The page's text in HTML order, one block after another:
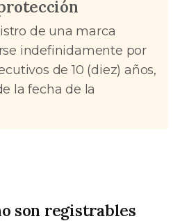
de una marca
indefinidamente por
de 10 (diez) años,
la fecha de la
son registrables